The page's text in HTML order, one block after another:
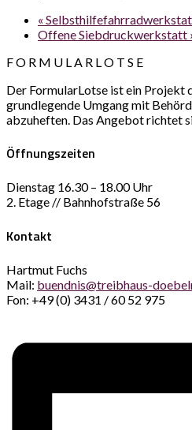
«
Offene Siebdruckwerkstatt
F O R M U L A R L O T S E
Der FormularLotse ist ein Projekt
grundlegende Umgang mit
abzuheften. Das Angebot richtet
Öffnungszeiten
Dienstag 16.30 – 18.00 Uhr
2. Etage // Bahnhofstraße 56
Kontakt
Hartmut Fuchs
Mail: buendnis@treibhaus-
Fon: +49 (0) 3431 / 60 52 975